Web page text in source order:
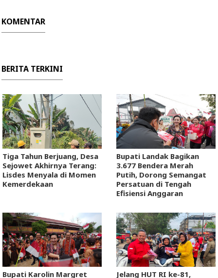
KOMENTAR
BERITA TERKINI
Tiga Tahun Berjuang, Desa
Sejowet Akhirnya Terang:
Lisdes Menyala di Momen
Kemerdekaan
Bupati Landak Bagikan
3.677 Bendera Merah
Putih, Dorong Semangat
Persatuan di Tengah
Efisiensi Anggaran
Bupati Karolin Margret
Jelang HUT RI ke-81,